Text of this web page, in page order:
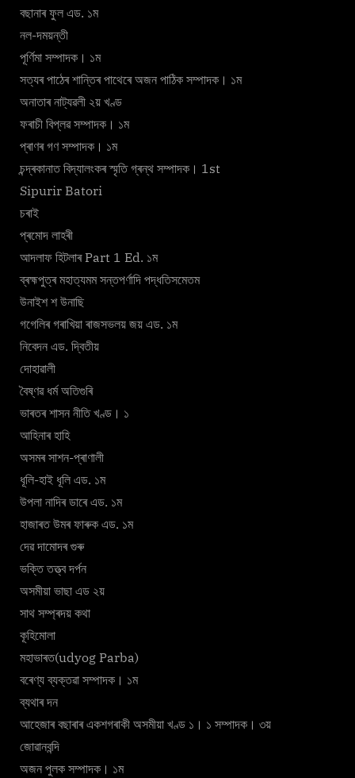
বছানাৰ ফুল এড. ১ম
নল-দময়ন্তী
পূৰ্ণিমা সম্পাদক। ১ম
সত্যৰ পাঠেৰ শান্তিৰ পাথেৰে অজন পাঠিক সম্পাদক। ১ম
অনাতাৰ নাট্যৱলী ২য় খণ্ড
ফৰাচী বিপ্লৱ সম্পাদক। ১ম
প্ৰাণৰ গণ সম্পাদক। ১ম
চন্দ্ৰকানাত বিদ্যালংকৰ স্মৃতি গ্ৰন্থ সম্পাদক। 1st
Sipurir Batori
চৰাই
প্ৰমোদ লাহৰী
আদলাফ হিটলাৰ Part 1 Ed. ১ম
ব্ৰহ্মপুত্ৰ মহাত্যমম সন্তপৰ্ণাদি পদ্ধতিসমেতম
উনাইশ শ উনাছি
গগেলিৰ গৰাখিয়া ৰাজসভলয় জয় এড. ১ম
নিবেদন এড. দ্বিতীয়
দোহাৱালী
বৈষ্ণৱ ধৰ্ম অতিগুৰি
ভাৰতৰ শাসন নীতি খণ্ড। ১
আহিনাৰ হাহি
অসমৰ সাশন-প্ৰাণালী
ধূলি-হাই ধূলি এড. ১ম
উপলা নাদিৰ ডাৰে এড. ১ম
হাজাৰত উমৰ ফাৰুক এড. ১ম
দেৱ দামোদৰ গুৰু
ভক্তি তত্ত্ব দৰ্পন
অসমীয়া ভাছা এড ২য়
সাথ সম্প্ৰদয় কথা
কূহিমোলা
মহাভাৰত(udyog Parba)
বৰেণ্য ব্যক্তৱা সম্পাদক। ১ম
ব্যথাৰ দন
আহেজাৰ বছাৰাৰ একশগৰাকী অসমীয়া খণ্ড ১। ১ সম্পাদক। ৩য়
জোৱানবন্দি
অজন পুলক সম্পাদক। ১ম